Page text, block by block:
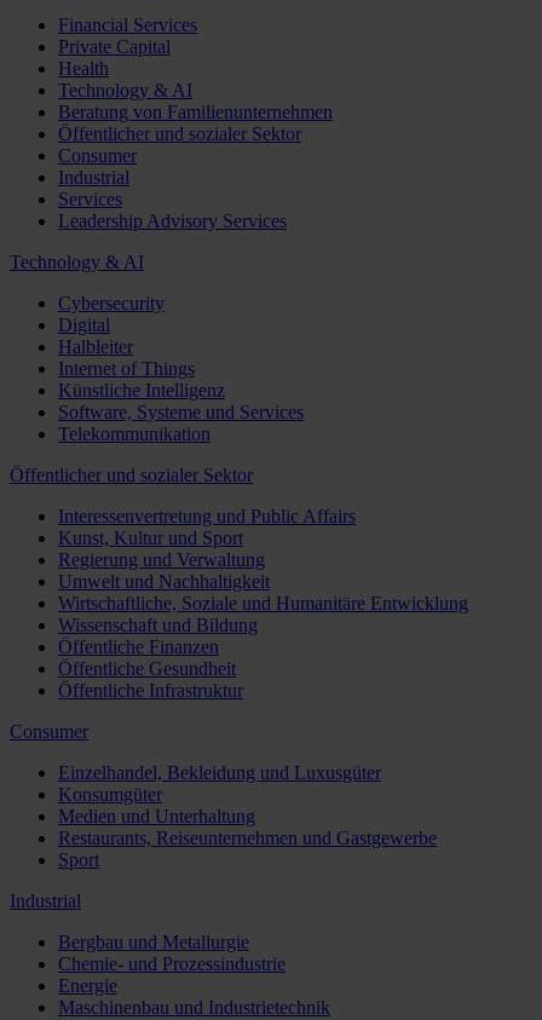
Financial Services
Private Capital
Health
Technology & AI
Beratung von Familienunternehmen
Öffentlicher und sozialer Sektor
Consumer
Industrial
Services
Leadership Advisory Services
Technology & AI
Cybersecurity
Digital
Halbleiter
Internet of Things
Künstliche Intelligenz
Software, Systeme und Services
Telekommunikation
Öffentlicher und sozialer Sektor
Interessenvertretung und Public Affairs
Kunst, Kultur und Sport
Regierung und Verwaltung
Umwelt und Nachhaltigkeit
Wirtschaftliche, Soziale und Humanitäre Entwicklung
Wissenschaft und Bildung
Öffentliche Finanzen
Öffentliche Gesundheit
Öffentliche Infrastruktur
Consumer
Einzelhandel, Bekleidung und Luxusgüter
Konsumgüter
Medien und Unterhaltung
Restaurants, Reiseunternehmen und Gastgewerbe
Sport
Industrial
Bergbau und Metallurgie
Chemie- und Prozessindustrie
Energie
Maschinenbau und Industrietechnik